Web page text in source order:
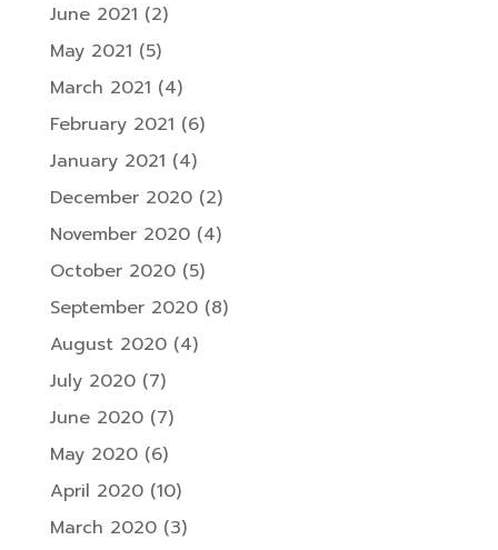
June 2021 (2)
May 2021 (5)
March 2021 (4)
February 2021 (6)
January 2021 (4)
December 2020(2)
November 2020(4)
October 2020(5)
September 2020(8)
August 2020(4)
July 2020(7)
June 2020(7)
May 2020(6)
April 2020(10)
March 2020(3)